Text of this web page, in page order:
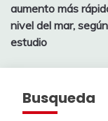
aumento más
nivel del mar,
estudio
Busqueda